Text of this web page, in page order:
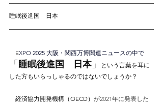
睡眠後進国　日本
EXPO 2025 大阪・関西万博関連ニュースの中で
「 睡眠後進国　日本」
という言葉を耳に
した方もいらっしゃるのではないでしょうか？
経済協力開発機構（OECD） が2021年に発表した